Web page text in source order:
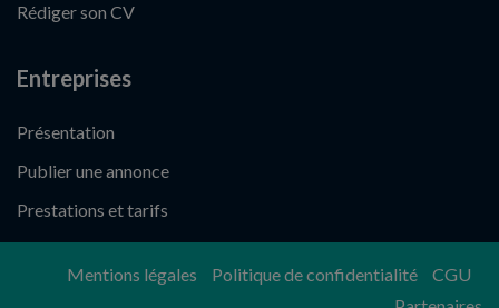
Rédiger son CV
Entreprises
Présentation
Publier une annonce
Prestations et tarifs
Mentions légales Politique de confidentialité
CGU